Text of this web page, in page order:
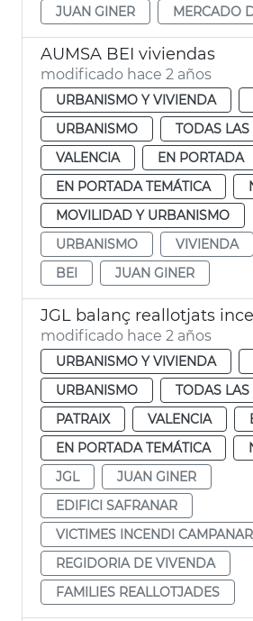
JUAN GINER
MERCADO
AUMSA BEI viviendas
modificado hace 2 años
URBANISMO Y VIVIENDA
URBANISMO
TODAS
VALENCIA
EN PORTADA
EN PORTADA TEMÁTICA
MOVILIDAD Y URBANISMO
URBANISMO
VIVIENDA
BEI
JUAN GINER
JGL balanç reallotjats
modificado hace 2 años
URBANISMO Y VIVIENDA
URBANISMO
TODAS
PATRAIX
VALENCIA
EN PORTADA TEMÁTICA
JGL
JUAN GINER
EDIFICI SAFRANAR
VICTIMES INCENDI CAMPANAR
REGIDORIA DE VIVENDA
FAMILIES REALLOTJADES